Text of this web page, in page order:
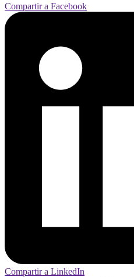
Compartir a Facebook
Compartir a LinkedIn